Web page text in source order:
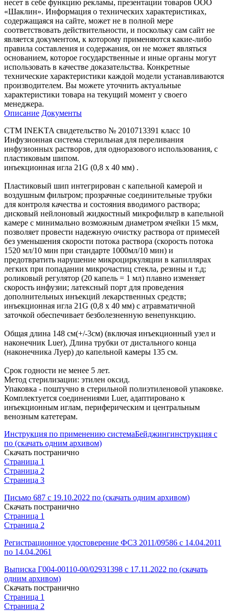
несет в себе функцию рекламы, презентации товаров ООО
«Шаклин». Информация о технических характеристиках,
содержащаяся на сайте, может не в полной мере
соответствовать действительности, и поскольку сам сайт не
является документом, к которому применяются какие-либо
правила составления и содержания, он не может являться
основанием, которое государственные и иные органы могут
использовать в качестве доказательства. Конкретные
технические характеристики каждой модели устанавливаются
производителем. Вы можете уточнить актуальные
характеристики товара на текущий момент у своего
менеджера.
Описание Документы
СТМ INEKTA свидетельство № 2010713391 класс 10
Инфузионная система стерильная для переливания
инфузионных растворов, для одноразового использования, с
пластиковым шипом.
инъекционная игла 21G (0,8 x 40 мм) .
Пластиковый шип интегрирован с капельной камерой и
воздушным фильтром; прозрачные соединительные трубки
для контроля качества и состояния вводимого раствора;
дисковый нейлоновый жидкостный микрофильтр в капельной
камере с минимально возможным диаметром ячейки 15 мкм,
позволяет провести надежную очистку раствора от примесей
без уменьшения скорости потока раствора (скорость потока
1520 мл/10 мин при стандарте 1000мл/10 мин) и
предотвратить нарушение микроциркуляции в капиллярах
легких при попадании микрочастиц стекла, резины и т.д;
роликовый регулятор (20 капель = 1 мл) плавно изменяет
скорость инфузии; латексный порт для проведения
дополнительных инъекций лекарственных средств;
инъекционная игла 21G (0,8 x 40 мм) с атравматичной
заточкой обеспечивает безболезненную венепункцию.
Общая длина 148 см(+/-3см) (включая инъекционный узел и
наконечник Luer), Длина трубки от дистального конца
(наконечника Луер) до капельной камеры 135 см.
Срок годности не менее 5 лет.
Метод стерилизации: этилен оксид.
Упаковка - поштучно в стерильной полиэтиленовой упаковке.
Комплектуется соединениями Luer, адаптировано к
инъекционным иглам, периферическим и центральным
венозным катетерам.
Инструкция по применению системаБейджингинструкция с
по (скачать одним архивом)
Скачать постранично
Страница 1
Страница 2
Страница 3
Письмо 687 с 19.10.2022 по (скачать одним архивом)
Скачать постранично
Страница 1
Страница 2
Регистрационное удостоверение ФСЗ 2011/09586 с 14.04.2011
по 14.04.2061
Выписка Г004-00110-00/02931398 с 17.11.2022 по (скачать
одним архивом)
Скачать постранично
Страница 1
Страница 2